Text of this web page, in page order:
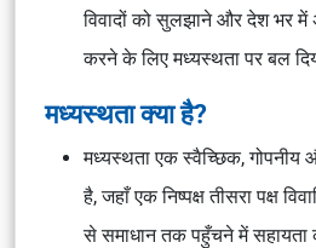
विवादों को सुलझाने और देश भर
करने के लिए मध्यस्थता पर बल
मध्यस्थता क्या है?
मध्यस्थता एक स्वैच्छिक, गोपनीय
है, जहाँ एक निष्पक्ष तीसरा पक्ष
से समाधान तक पहुँचने में सहायता